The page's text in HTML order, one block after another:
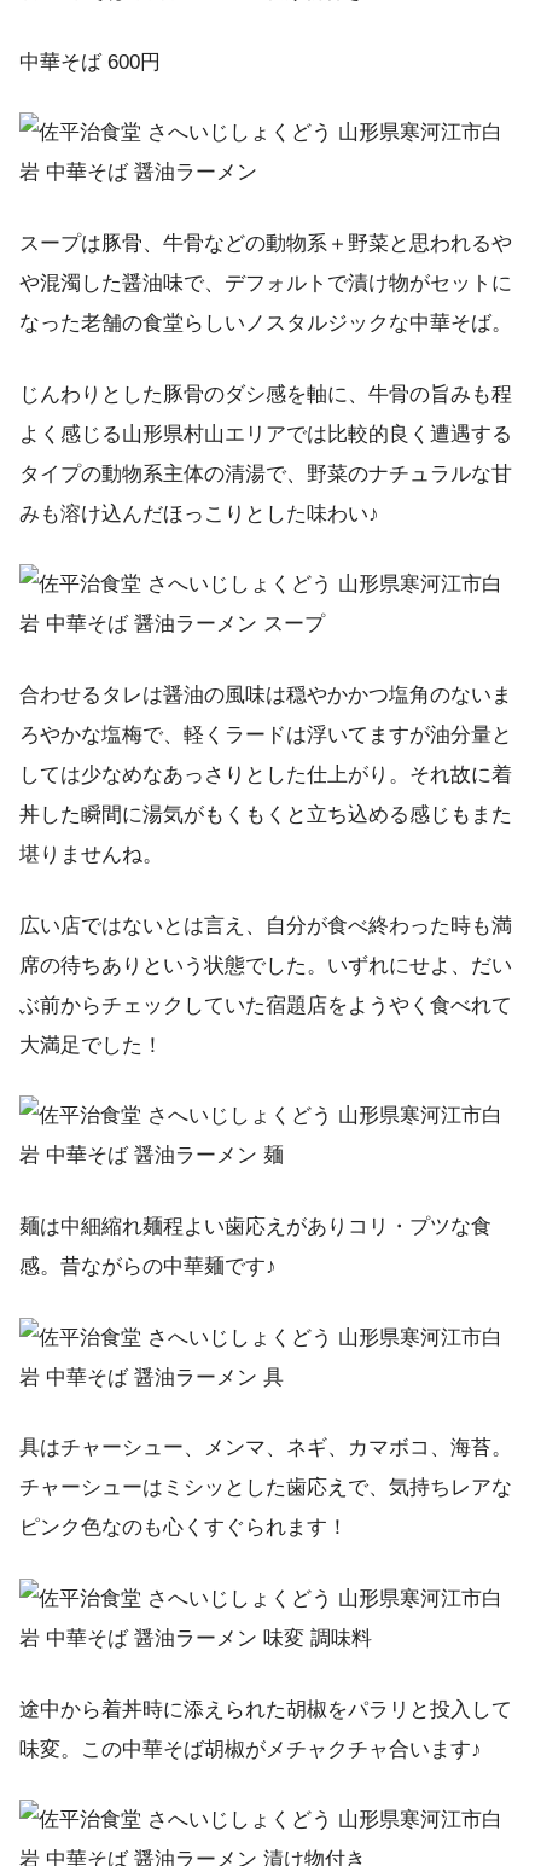
中華そば 600円
スープは豚骨、牛骨などの動物系＋野菜と思われるや
や混濁した醤油味で、デフォルトで漬け物がセットに
なった老舗の食堂らしいノスタルジックな中華そば。
じんわりとした豚骨のダシ感を軸に、牛骨の旨みも程
よく感じる山形県村山エリアでは比較的良く遭遇する
タイプの動物系主体の清湯で、野菜のナチュラルな甘
みも溶け込んだほっこりとした味わい♪
合わせるタレは醤油の風味は穏やかかつ塩角のないま
ろやかな塩梅で、軽くラードは浮いてますが油分量と
しては少なめなあっさりとした仕上がり。それ故に着
丼した瞬間に湯気がもくもくと立ち込める感じもまた
堪りませんね。
広い店ではないとは言え、自分が食べ終わった時も満
席の待ちありという状態でした。いずれにせよ、だい
ぶ前からチェックしていた宿題店をようやく食べれて
大満足でした！
麺は中細縮れ麺程よい歯応えがありコリ・プツな食
感。昔ながらの中華麺です♪
具はチャーシュー、メンマ、ネギ、カマボコ、海苔。
チャーシューはミシッとした歯応えで、気持ちレアな
ピンク色なのも心くすぐられます！
途中から着丼時に添えられた胡椒をパラリと投入して
味変。この中華そば胡椒がメチャクチャ合います♪